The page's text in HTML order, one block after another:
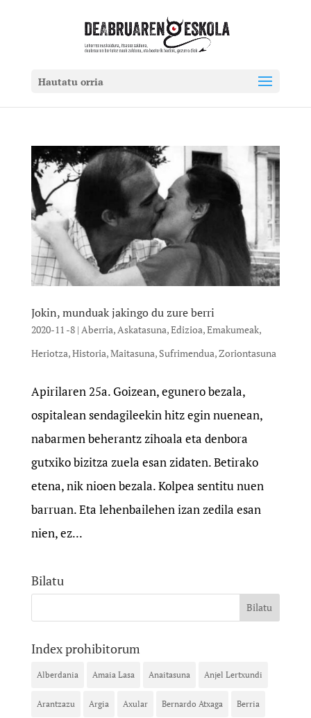
Hautatu orria
Jokin, munduak jakingo du zure berri
2020-11 -8| Aberria, Askatasuna,Edizioa,Emakumeak,
Heriotza,Historia,Maitasuna, Sufrimendua,Zoriontasuna
Apirilaren 25a. Goizean, egunero bezala,
ospitalean sendagileekin hitz egin nuenean,
nabarmen beherantz zihoala eta denbora
gutxiko bizitza zuela esan zidaten. Betirako
etena, nik nioen bezala. Kolpea sentitu nuen
barruan. Eta lehenbailehen izan zedila esan
nien, ez...
Bilatu
Index prohibitorum
Alberdania Amaia Lasa Anaitasuna Anjel Lertxundi
Arantzazu Argia Axular Bernardo Atxaga Berria